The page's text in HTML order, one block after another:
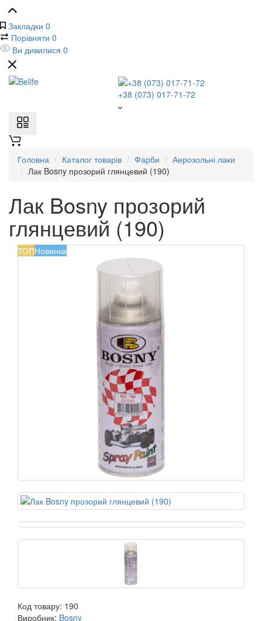
Закладки 0
Порівняти 0
Ви дивилися 0
+38 (073) 017-71-72
Головна Каталог товарів Фарби
Аерозольні лаки
Лак Bosny прозорий глянцевий (190)
Лак Bosny прозорий
глянцевий (190)
ТОПНовинка
Код товару: 190
Виробник: Bosny